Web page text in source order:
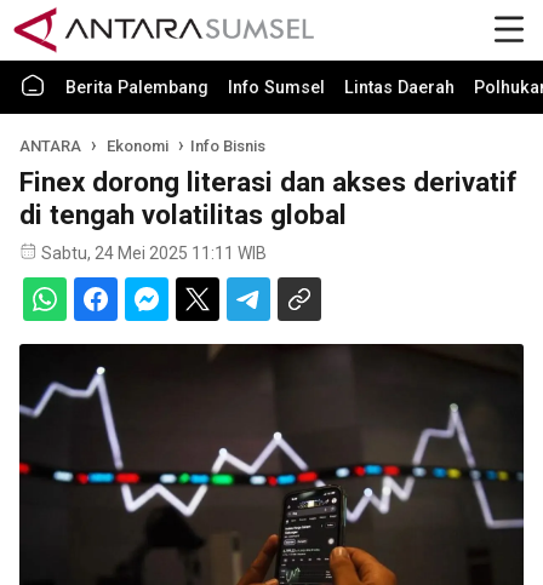
Berita Palembang Info Sumsel Lintas Daerah
ANTARA Ekonomi Info Bisnis
Finex dorong literasi dan akses derivatif
di tengah volatilitas global
Sabtu, 24 Mei 2025 11:11 WIB